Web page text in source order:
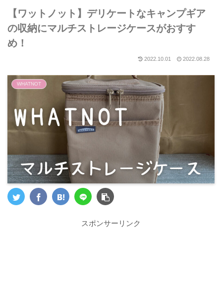
【ワットノット】デリケートなキャンプギア
の収納にマルチストレージケースがおすす
め！
2022.10.01 2022.08.28
WHATNOT
スポンサーリンク